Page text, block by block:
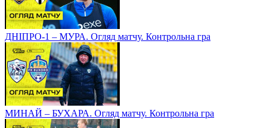
ДНІПРО-1 – МУРА. Огляд матчу. Контрольна гра
МИНАЙ – БУХАРА. Огляд матчу. Контрольна гра